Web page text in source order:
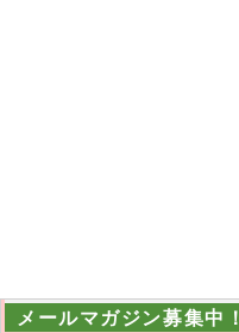
メールマガジン募集中！